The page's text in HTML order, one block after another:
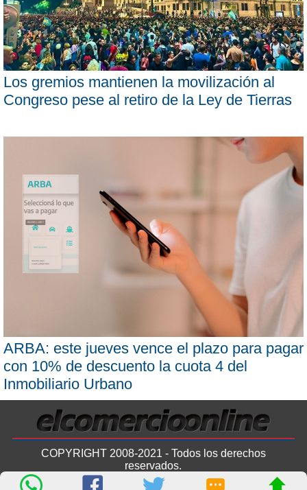
Los gremios mantienen la movilización al
Congreso pese al retiro de la Ley de Tierras
ARBA: este jueves vence el plazo para pagar
con 10% de descuento la cuota 4 del
Inmobiliario Urbano
COPYRIGHT 2008-2021 - Todos los derechos
reservados.